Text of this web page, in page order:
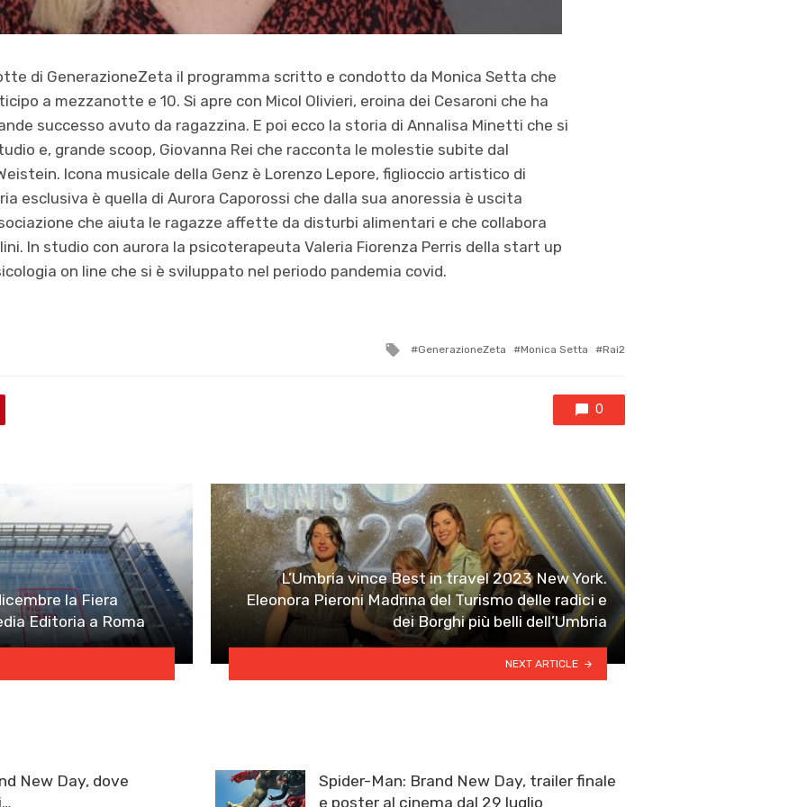
di GenerazioneZeta il programma scritto e condotto da Monica Setta che
a mezzanotte e 10. Si apre con Micol Olivieri, eroina dei Cesaroni che ha
successo avuto da ragazzina. E poi ecco la storia di Annalisa Minetti che si
e, grande scoop, Giovanna Rei che racconta le molestie subite dal
Icona musicale della Genz è Lorenzo Lepore, figlioccio artistico di
esclusiva è quella di Aurora Caporossi che dalla sua anoressia è uscita
che aiuta le ragazze affette da disturbi alimentari e che collabora
In studio con aurora la psicoterapeuta Valeria Fiorenza Perris della start up
on line che si è sviluppato nel periodo pandemia covid.
Tagged
GenerazioneZeta Monica Setta Rai2
0
la Fiera
Editoria a Roma
L’Umbria vince Best in travel 2023 New York.
Eleonora Pieroni Madrina del Turismo delle radici e
dei Borghi più belli dell’Umbria
NEXT ARTICLE
New Day, dove
Spider-Man: Brand New Day, trailer finale
e poster al cinema dal 29 luglio